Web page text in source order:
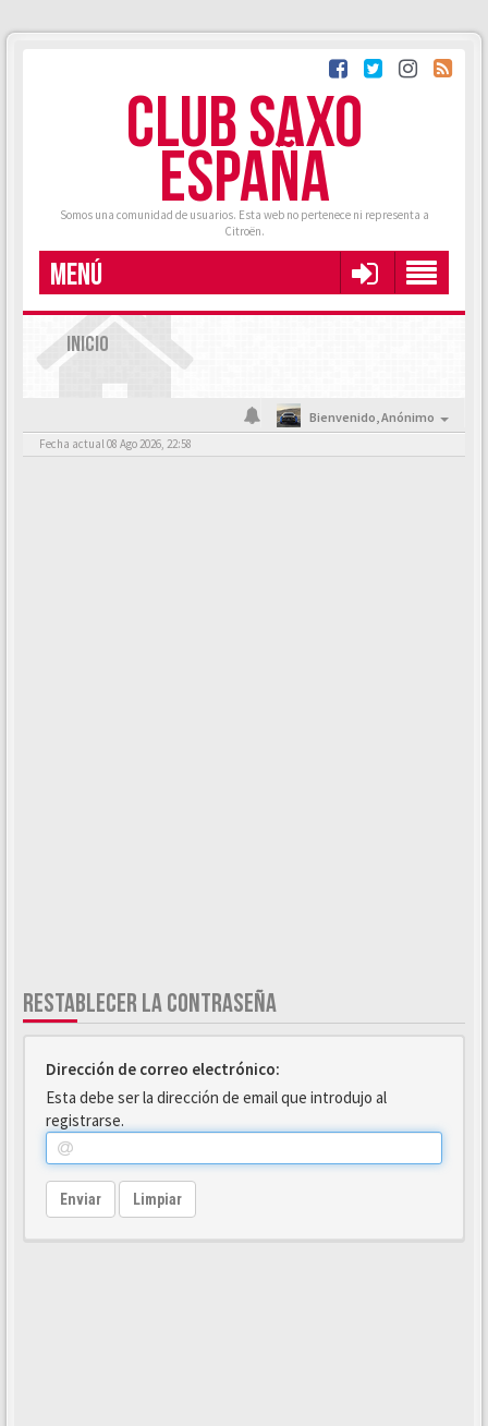
CLUB SAXO
ESPAÑA
Somos una comunidad de usuarios. Esta web no pertenece ni representa a
Citroën.
MENÚ
INICIO
Bienvenido,Anónimo
Fecha actual 08 Ago 2026, 22:58
RESTABLECER LA CONTRASEÑA
Dirección de correo electrónico:
Esta debe ser la dirección de email que introdujo al
registrarse.
Enviar Limpiar